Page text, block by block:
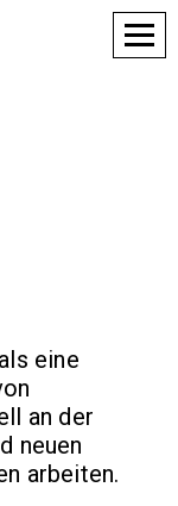
eine
an der
neuen
arbeiten.